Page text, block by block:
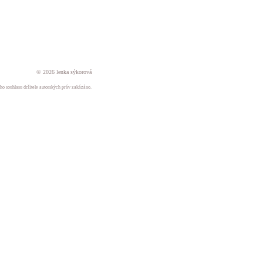
© 2026 lenka sýkorová
souhlasu držitele autorských práv zakázáno.